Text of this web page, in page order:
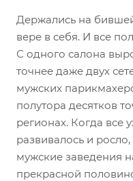
Держались на
вере в себя. И все
С одного салона
точнее даже двух
мужских
полутора десятков
регионах. Когда все
развивалось и
мужские заведения
прекрасной